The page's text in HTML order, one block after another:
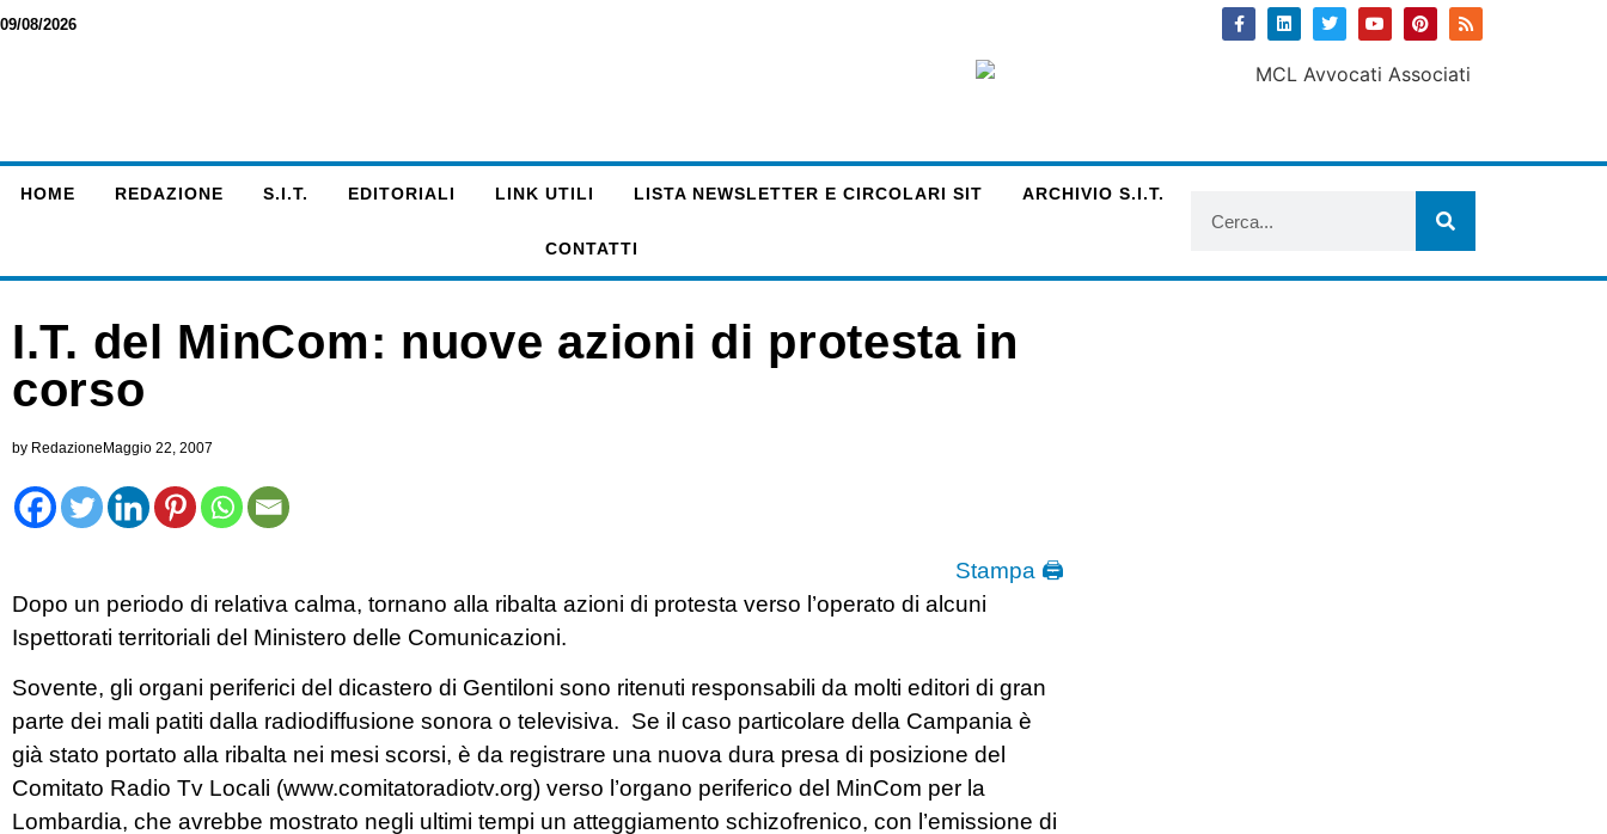
09/08/2026
HOME REDAZIONE S.I.T. EDITORIALI LINK UTILI LISTA NEWSLETTER E CIRCOLARI SIT ARCHIVIO S.I.T.
CONTATTI
I.T. del MinCom: nuove azioni di protesta in
corso
by Redazione Maggio 22, 2007
Stampa 🖨
Dopo un periodo di relativa calma, tornano alla ribalta azioni di protesta verso l’operato di alcuni
Ispettorati territoriali del Ministero delle Comunicazioni.
Sovente, gli organi periferici del dicastero di Gentiloni sono ritenuti responsabili da molti editori di gran
parte dei mali patiti dalla radiodiffusione sonora o televisiva. Se il caso particolare della Campania è
già stato portato alla ribalta nei mesi scorsi, è da registrare una nuova dura presa di posizione del
Comitato Radio Tv Locali (www.comitatoradiotv.org) verso l’organo periferico del MinCom per la
Lombardia, che avrebbe mostrato negli ultimi tempi un atteggiamento schizofrenico, con l’emissione di